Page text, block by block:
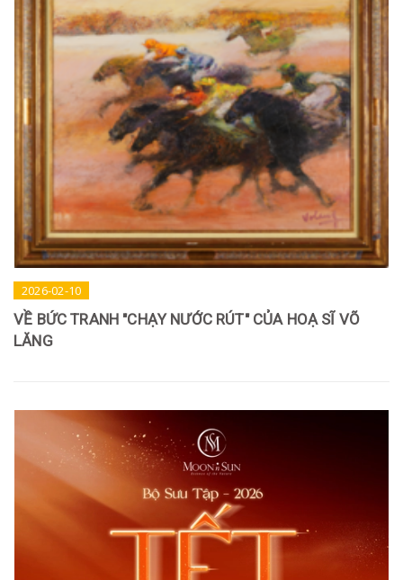
2026-02-10
VỀ BỨC TRANH "CHẠY NƯỚC RÚT" CỦA HOẠ SĨ VÕ
LĂNG